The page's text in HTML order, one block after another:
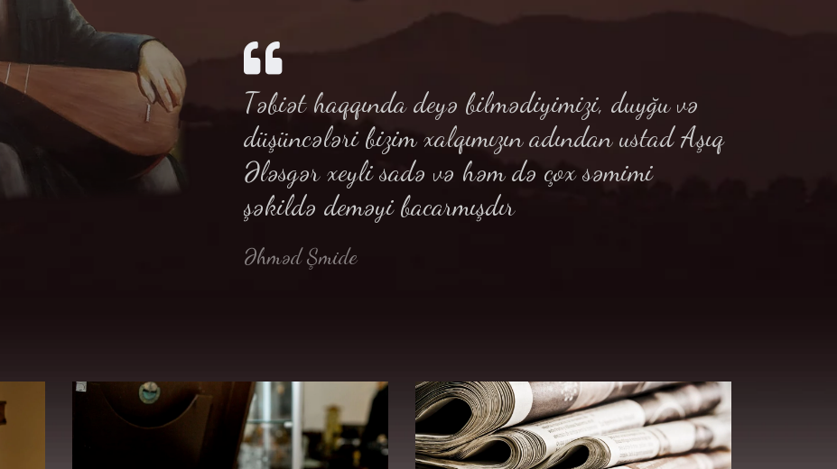
Təbiət haqqında deyə bilmədiyimizi, duyğu və
düşüncələri bizim xalqımızın adından ustad Aşıq
Ələsgər xeyli sadə və həm də çox səmimi
şəkildə deməyi bacarmışdır
Əhməd Şmide